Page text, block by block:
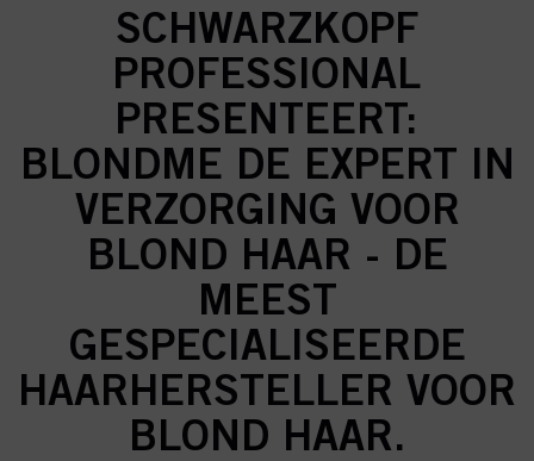
SCHWARZKOPF
PROFESSIONAL
PRESENTEERT:
BLONDME DE EXPERT IN
VERZORGING VOOR
BLOND HAAR - DE
MEEST
GESPECIALISEERDE
HAARHERSTELLER VOOR
BLOND HAAR.